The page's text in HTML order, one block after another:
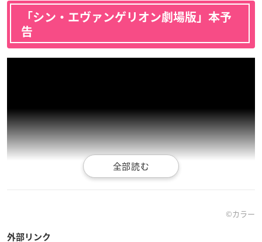
「シン・エヴァンゲリオン劇場版」本予
告
©カラー
外部リンク